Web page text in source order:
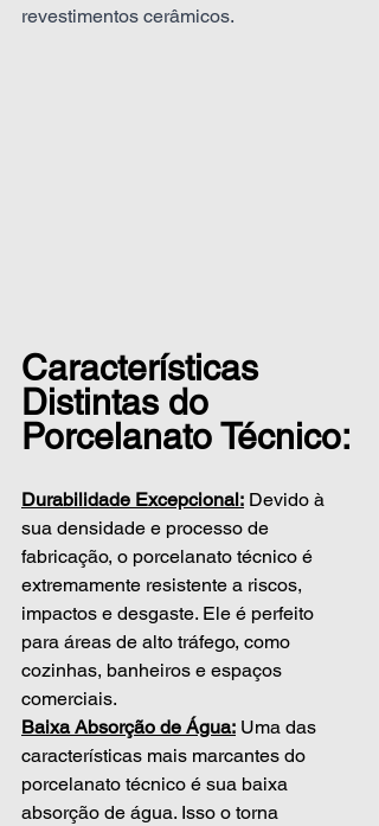
revestimentos cerâmicos.
Características
Distintas do
Porcelanato Técnico:
Durabilidade Excepcional: Devido à
sua densidade e processo de
fabricação, o porcelanato técnico é
extremamente resistente a riscos,
impactos e desgaste. Ele é perfeito
para áreas de alto tráfego, como
cozinhas, banheiros e espaços
comerciais.
Baixa Absorção de Água: Uma das
características mais marcantes do
porcelanato técnico é sua baixa
absorção de água. Isso o torna